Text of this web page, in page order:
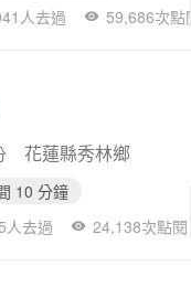
人去過 59,686次點閱
花蓮縣秀林鄉
10 分鐘
人去過 24,138次點閱